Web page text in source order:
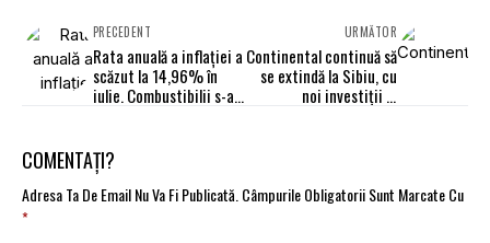
PRECEDENT
Rata anuală a inflaţiei a
scăzut la 14,96% în
iulie. Combustibilii s-au
URMĂTOR
Continental continuă să
se extindă la Sibiu, cu
noi investiții în
COMENTAȚI?
Adresa Ta De Email Nu Va Fi Publicată.Câmpurile Obligatorii Sunt Marcate Cu
*